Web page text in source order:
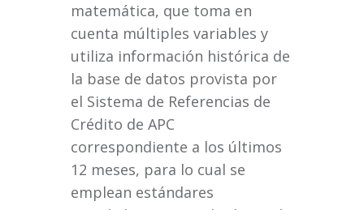
matemática, que toma en
cuenta múltiples variables y
utiliza información histórica de
la base de datos provista por
el Sistema de Referencias de
Crédito de APC
correspondiente a los últimos
12 meses, para lo cual se
emplean estándares